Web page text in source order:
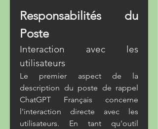
Responsabilités du
Poste
Interaction avec les
utilisateurs
Le premier aspect de la
description du poste de rappel
ChatGPT Français concerne
l'interaction directe avec les
utilisateurs. En tant qu'outil